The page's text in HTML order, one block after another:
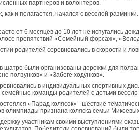
партнеров и волонтеров.
и полагается, начался с веселой
от 6 месяцев до 10 лет не испугались
препятствий «Семейный форсаж»,
родителей соревновались в скорости и
шатре были организованы дорожки для
ползунков» и «Забеге ходунков».
в индивидуальных спортивных
команды родителей с детьми
«Парад колясок» - шествие
олимпиады признана коляска семьи
участникам своими выступлениями